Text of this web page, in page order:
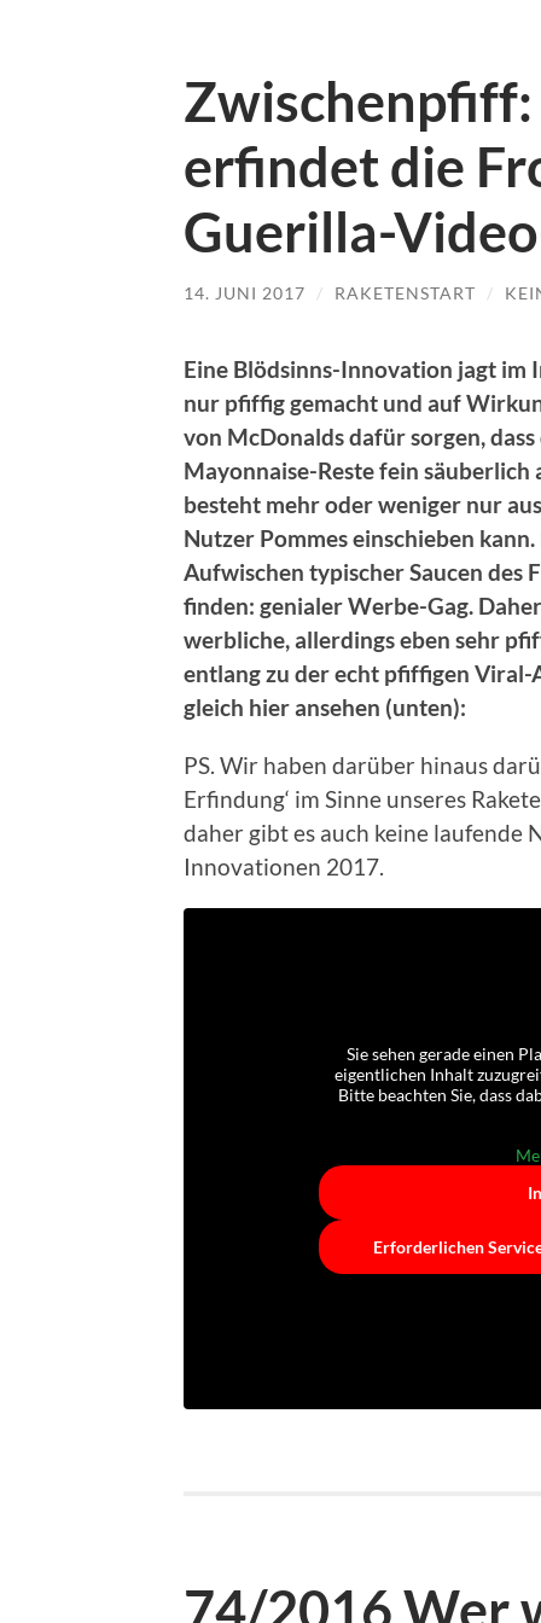
erfindet die
Guerilla-
14. JUNI 2017 / RAKETENSTART /
Eine Blödsinns-Innovation jagt im
nur pfiffig gemacht und auf
von McDonalds dafür sorgen,
Mayonnaise-Reste fein säuberlich
besteht mehr oder weniger nur
Nutzer Pommes einschieben
Aufwischen typischer Saucen des
finden: genialer Werbe-Gag.
werbliche, allerdings eben sehr
entlang zu der echt pfiffigen
gleich hier ansehen (unten):
PS. Wir haben darüber hinaus
Erfindung‘ im Sinne unseres
daher gibt es auch keine laufende
Innovationen 2017.
Sie sehen gerade einen
eigentlichen Inhalt
Bitte beachten Sie, dass
Erforderlichen
74/2016 Wer